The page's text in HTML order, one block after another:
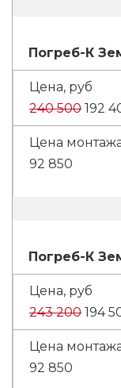
Погреб-К
240 500 192
92 850
Погреб-К
243 200 194
92 850